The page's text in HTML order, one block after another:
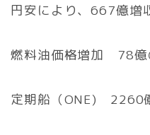
円安により、667億増
燃料油価格増加 78億
定期船（ONE) 2260